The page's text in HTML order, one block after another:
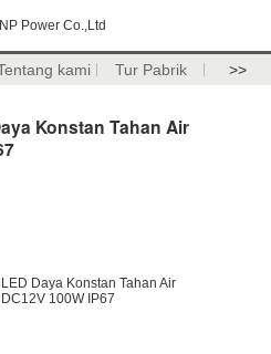
Power Co.,Ltd
kami Tur Pabrik >>
Konstan Tahan Air